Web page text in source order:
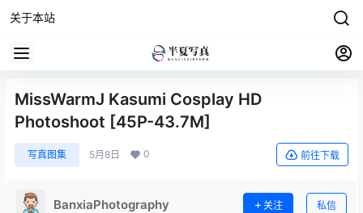
关于本站
MissWarmJ Kasumi Cosplay HD
Photoshoot [45P-43.7M]
写真图集 5月8日 0 前往下载
BanxiaPhotography 关注 私信